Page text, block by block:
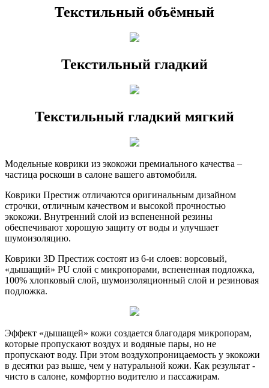
Текстильный объёмный
Текстильный гладкий
Текстильный гладкий мягкий
Модельные коврики из экокожи премиального качества –
частица роскоши в салоне вашего автомобиля.
Коврики Престиж отличаются оригинальным дизайном
строчки, отличным качеством и высокой прочностью
экокожи. Внутренний слой из вспененной резины
обеспечивают хорошую защиту от воды и улучшает
шумоизоляцию.
Коврики 3D Престиж состоят из 6-и слоев: ворсовый,
«дышащий» PU слой с микропорами, вспененная подложка,
100% хлопковый слой, шумоизоляционный слой и резиновая
подложка.
Эффект «дышащей» кожи создается благодаря микропорам,
которые пропускают воздух и водяные пары, но не
пропускают воду. При этом воздухопроницаемость у экокожи
в десятки раз выше, чем у натуральной кожи. Как результат -
чисто в салоне, комфортно водителю и пассажирам.